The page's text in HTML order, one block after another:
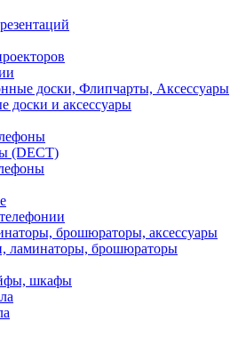
доски, Флипчарты, Аксессуары
доски и аксессуары
(DECT)
брошюраторы, аксессуары
ламинаторы, брошюраторы
шкафы